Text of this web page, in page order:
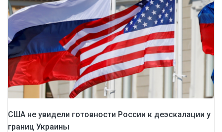
США не увидели готовности России к деэскалации у
границ Украины